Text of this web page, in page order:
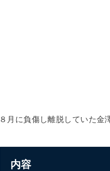
８月に負傷し離脱していた金
内容